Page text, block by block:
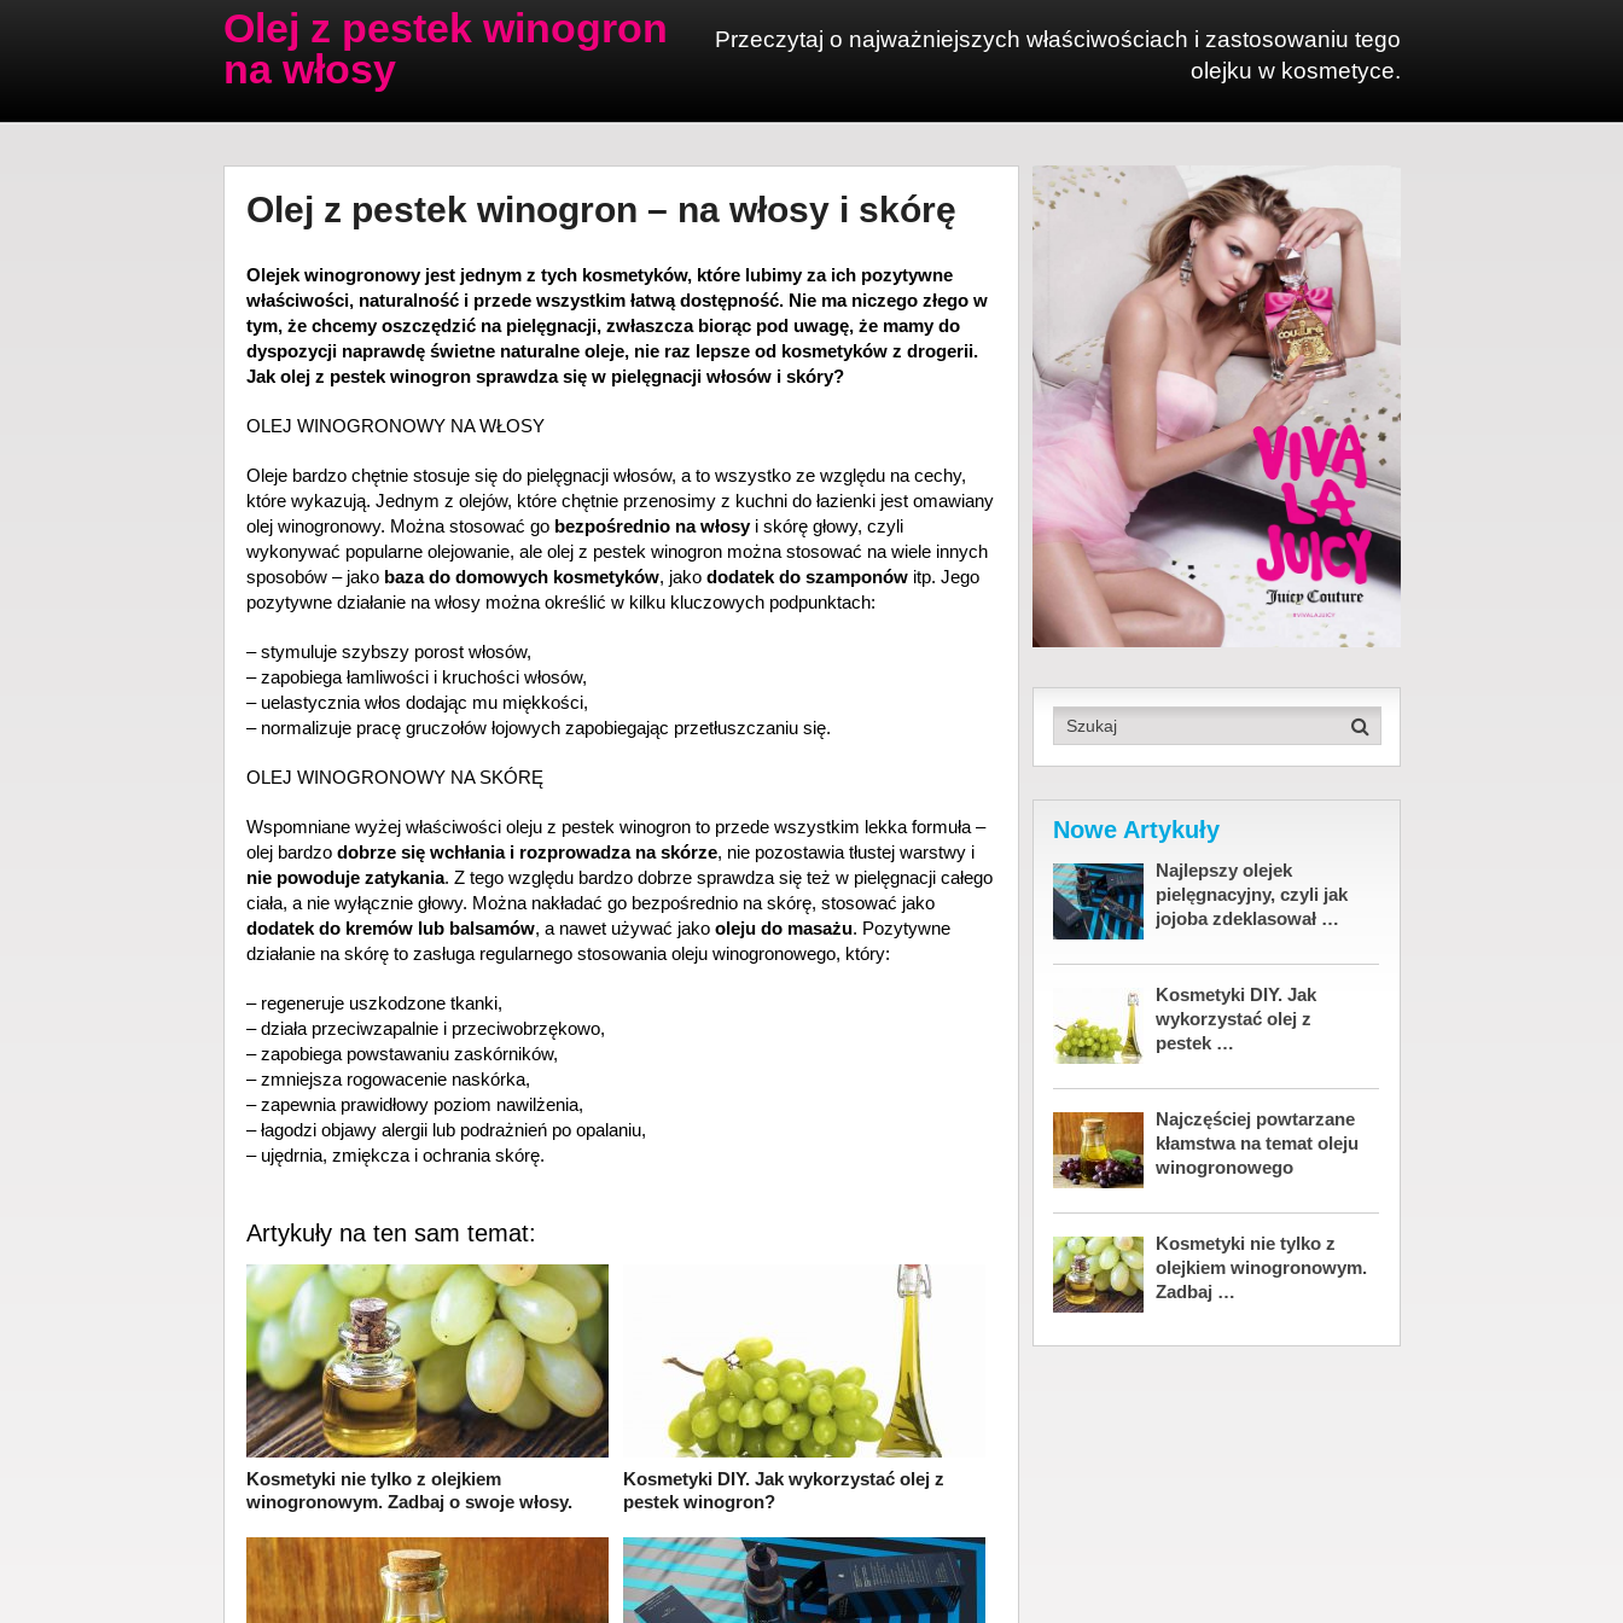
Olej z pestek winogron
na włosy
Przeczytaj o najważniejszych właściwościach i zastosowaniu tego
olejku w kosmetyce.
Olej z pestek winogron – na włosy i skórę
Olejek winogronowy jest jednym z tych kosmetyków, które lubimy za ich pozytywne
właściwości, naturalność i przede wszystkim łatwą dostępność. Nie ma niczego złego w
tym, że chcemy oszczędzić na pielęgnacji, zwłaszcza biorąc pod uwagę, że mamy do
dyspozycji naprawdę świetne naturalne oleje, nie raz lepsze od kosmetyków z drogerii.
Jak olej z pestek winogron sprawdza się w pielęgnacji włosów i skóry?
OLEJ WINOGRONOWY NA WŁOSY
Oleje bardzo chętnie stosuje się do pielęgnacji włosów, a to wszystko ze względu na cechy,
które wykazują. Jednym z olejów, które chętnie przenosimy z kuchni do łazienki jest omawiany
olej winogronowy. Można stosować go bezpośrednio na włosyi skórę głowy, czyli
wykonywać popularne olejowanie, ale olej z pestek winogron można stosować na wiele innych
sposobów – jakobaza do domowych kosmetyków, jako dodatek do szamponówitp. Jego
pozytywne działanie na włosy można określić w kilku kluczowych podpunktach:
– stymuluje szybszy porost włosów,
– zapobiega łamliwości i kruchości włosów,
– uelastycznia włos dodając mu miękkości,
– normalizuje pracę gruczołów łojowych zapobiegając przetłuszczaniu się.
OLEJ WINOGRONOWY NA SKÓRĘ
Wspomniane wyżej właściwości oleju z pestek winogron to przede wszystkim lekka formuła –
olej bardzo dobrze się wchłania i rozprowadza na skórze, nie pozostawia tłustej warstwy i
nie powoduje zatykania. Z tego względu bardzo dobrze sprawdza się też w pielęgnacji całego
ciała, a nie wyłącznie głowy. Można nakładać go bezpośrednio na skórę, stosować jako
dodatek do kremów lub balsamów, a nawet używać jako oleju do masażu. Pozytywne
działanie na skórę to zasługa regularnego stosowania oleju winogronowego, który:
– regeneruje uszkodzone tkanki,
– działa przeciwzapalnie i przeciwobrzękowo,
– zapobiega powstawaniu zaskórników,
– zmniejsza rogowacenie naskórka,
– zapewnia prawidłowy poziom nawilżenia,
– łagodzi objawy alergii lub podrażnień po opalaniu,
– ujędrnia, zmiękcza i ochrania skórę.
Artykuły na ten sam temat:
Kosmetyki nie tylko z olejkiem
winogronowym. Zadbaj o swoje włosy.
Kosmetyki DIY. Jak wykorzystać olej z
pestek winogron?
Nowe Artykuły
Najlepszy olejek
pielęgnacyjny, czyli jak
jojoba zdeklasował …
Kosmetyki DIY. Jak
wykorzystać olej z
pestek …
Najczęściej powtarzane
kłamstwa na temat oleju
winogronowego
Kosmetyki nie tylko z
olejkiem winogronowym.
Zadbaj …